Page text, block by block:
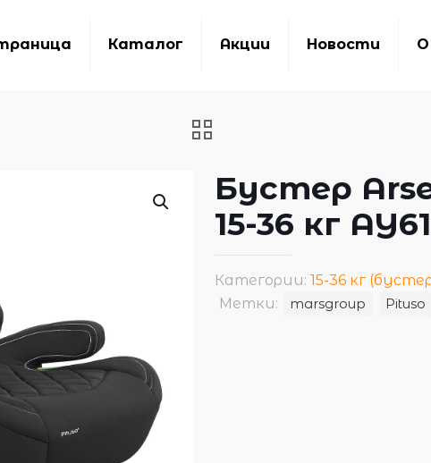
Каталог Акции Новости О
Бустер
15-36 кг
Категории: 15-36 кг
Метки:
marsgroup Pituso